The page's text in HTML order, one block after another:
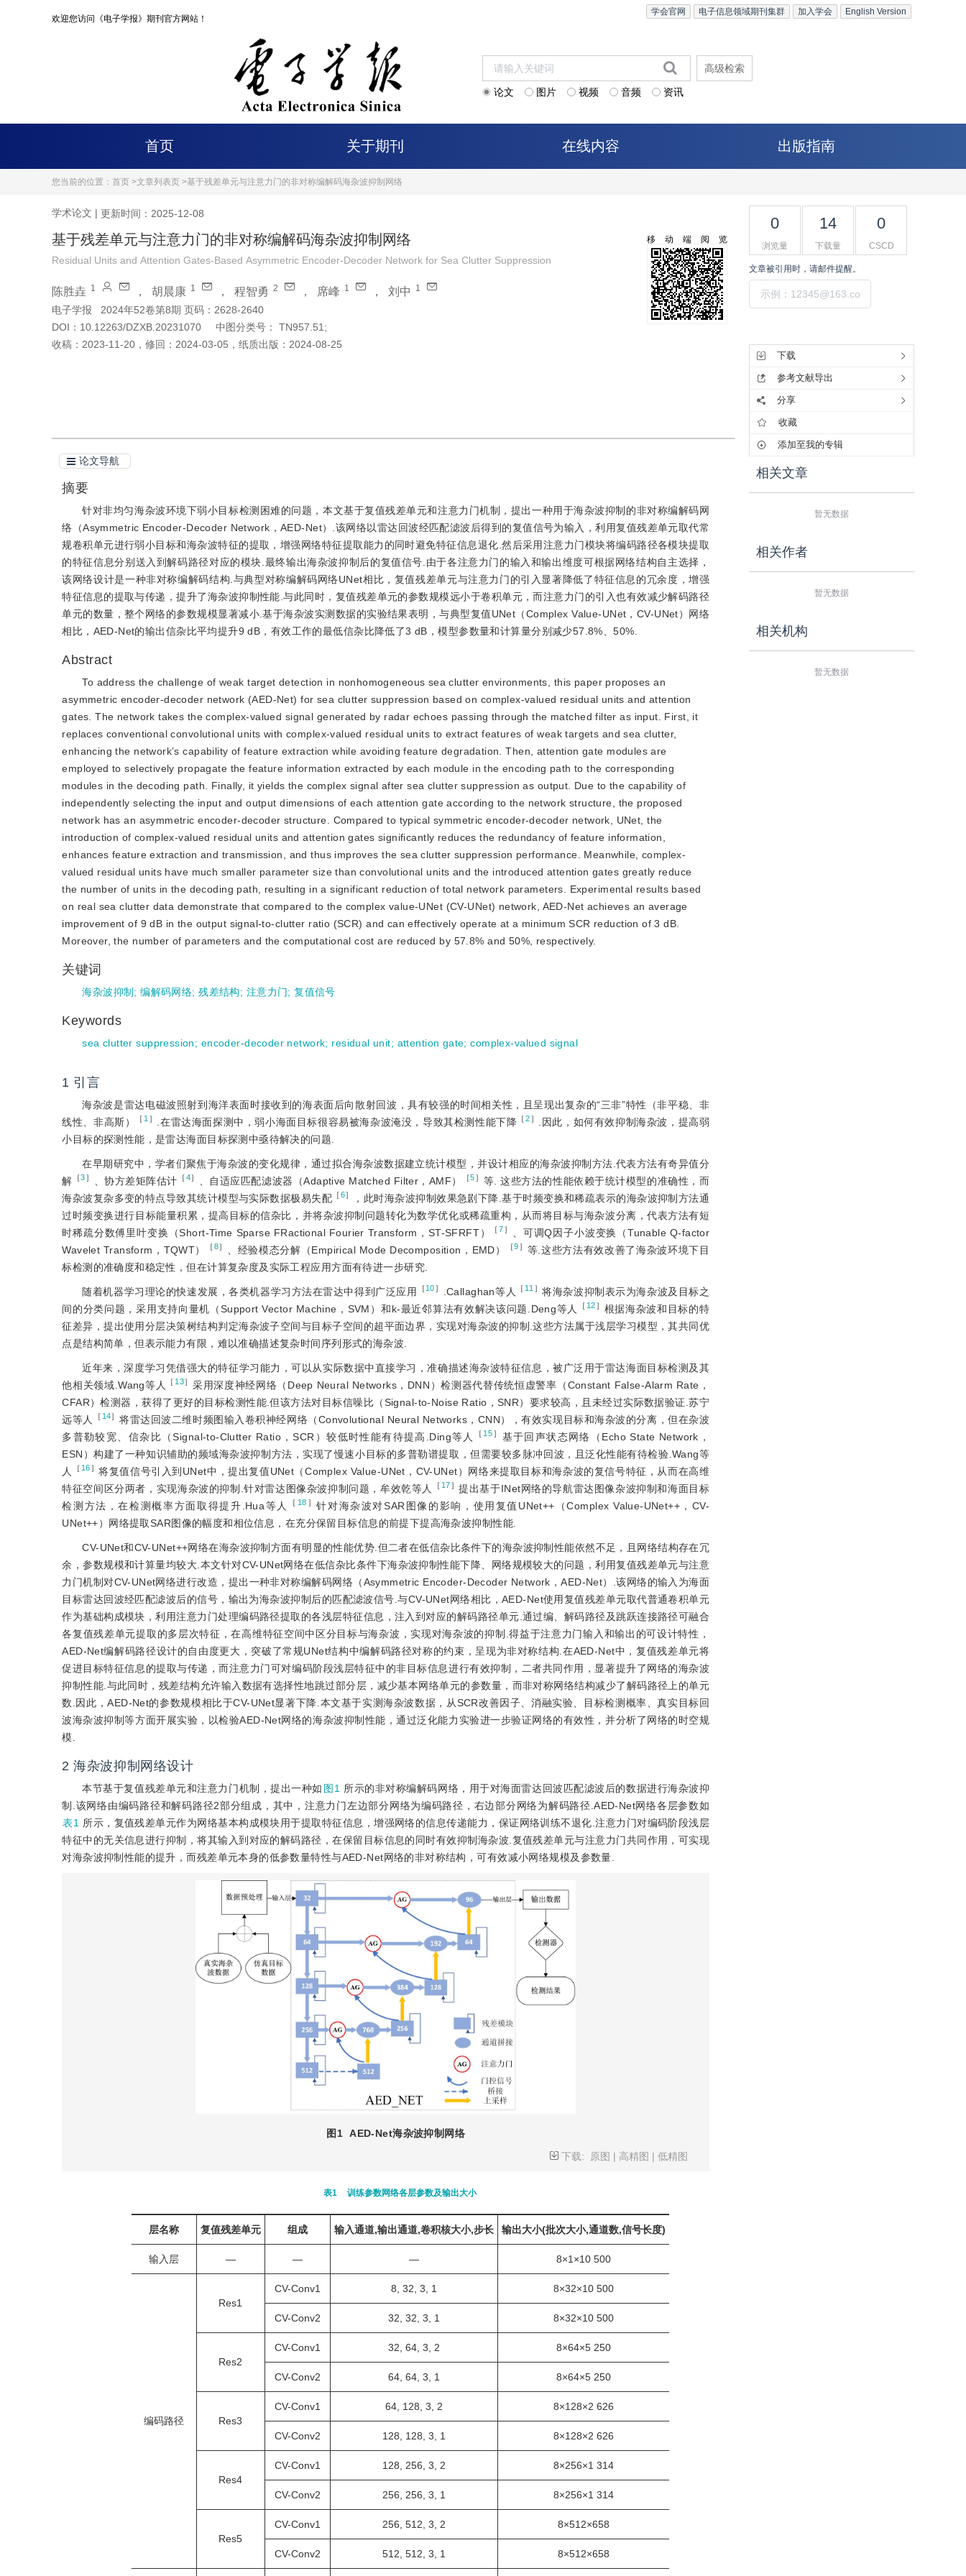
欢迎您访问《电子学报》期刊官方网站！
English Version
加入学会
电子信息领域期刊集群
学会官网
论文 图片 视频 音频 资讯
高级检索
首页 关于期刊 在线内容 出版指南
您当前的位置： 首页 >文章列表页 >基于残差单元与注意力门的非对称编解码海杂波抑制网络
学术论文 | 更新时间：2025-12-08
基于残差单元与注意力门的非对称编解码海杂波抑制网络
Residual Units and Attention Gates-Based Asymmetric Encoder-Decoder Network for Sea Clutter Suppression
陈胜垚 1 ， 胡晨康 1 ， 程智勇 2 ， 席峰 1 ， 刘中 1
电子学报
2024年52卷第8期 页码：2628-2640
DOI： 10.12263/DZXB.20231070 中图分类号：
TN957.51;
收稿： 2023-11-20 ， 修回： 2024-03-05 ， 纸质出版： 2024-08-25
移动端阅览
论文导航
摘要
针对非均匀海杂波环境下弱小目标检测困难的问题，本文基于复值残差单元和注意力门机制，提出一种用于海杂波抑制的非对称编解码网
络（Asymmetric Encoder-Decoder Network，AED-Net）.该网络以雷达回波经匹配滤波后得到的复值信号为输入，利用复值残差单元取代常
规卷积单元进行弱小目标和海杂波特征的提取，增强网络特征提取能力的同时避免特征信息退化.然后采用注意力门模块将编码路径各模块提取
的特征信息分别送入到解码路径对应的模块.最终输出海杂波抑制后的复值信号.由于各注意力门的输入和输出维度可根据网络结构自主选择，
该网络设计是一种非对称编解码结构.与典型对称编解码网络UNet相比，复值残差单元与注意力门的引入显著降低了特征信息的冗余度，增强
特征信息的提取与传递，提升了海杂波抑制性能.与此同时，复值残差单元的参数规模远小于卷积单元，而注意力门的引入也有效减少解码路径
单元的数量，整个网络的参数规模显著减小.基于海杂波实测数据的实验结果表明，与典型复值UNet（Complex Value-UNet，CV-UNet）网络
相比，AED-Net的输出信杂比平均提升9 dB，有效工作的最低信杂比降低了3 dB，模型参数量和计算量分别减少57.8%、50%.
Abstract
To address the challenge of weak target detection in nonhomogeneous sea clutter environments, this paper proposes an
asymmetric encoder-decoder network (AED-Net) for sea clutter suppression based on complex-valued residual units and attention
gates. The network takes the complex-valued signal generated by radar echoes passing through the matched filter as input. First, it
replaces conventional convolutional units with complex-valued residual units to extract features of weak targets and sea clutter,
enhancing the network’s capability of feature extraction while avoiding feature degradation. Then, attention gate modules are
employed to selectively propagate the feature information extracted by each module in the encoding path to the corresponding
modules in the decoding path. Finally, it yields the complex signal after sea clutter suppression as output. Due to the capability of
independently selecting the input and output dimensions of each attention gate according to the network structure, the proposed
network has an asymmetric encoder-decoder structure. Compared to typical symmetric encoder-decoder network, UNet, the
introduction of complex-valued residual units and attention gates significantly reduces the redundancy of feature information,
enhances feature extraction and transmission, and thus improves the sea clutter suppression performance. Meanwhile, complex-
valued residual units have much smaller parameter size than convolutional units and the introduced attention gates greatly reduce
the number of units in the decoding path, resulting in a significant reduction of total network parameters. Experimental results based
on real sea clutter data demonstrate that compared to the complex value-UNet (CV-UNet) network, AED-Net achieves an average
improvement of 9 dB in the output signal-to-clutter ratio (SCR) and can effectively operate at a minimum SCR reduction of 3 dB.
Moreover, the number of parameters and the computational cost are reduced by 57.8% and 50%, respectively.
关键词
海杂波抑制 ;编解码网络;残差结构; 注意力门;复值信号
Keywords
sea clutter suppression; encoder-decoder network; residual unit; attention gate;complex-valued signal
1 引言
海杂波是雷达电磁波照射到海洋表面时接收到的海表面后向散射回波，具有较强的时间相关性，且呈现出复杂的“三非”特性（非平稳、非
线性、非高斯）
［ 1 ］ .在雷达海面探测中，弱小海面目标很容易被海杂波淹没，导致其检测性能下降 ［2］
.因此，如何有效抑制海杂波，提高弱
小目标的探测性能，是雷达海面目标探测中亟待解决的问题.
在早期研究中，学者们聚焦于海杂波的变化规律，通过拟合海杂波数据建立统计模型，并设计相应的海杂波抑制方法.代表方法有奇异值分
解 ［3］ 、协方差矩阵估计 ［4］ 、自适应匹配滤波器（Adaptive Matched Filter，AMF） ［5］ 等. 这些方法的性能依赖于统计模型的准确性，而
海杂波复杂多变的特点导致其统计模型与实际数据极易失配 ［6］
，此时海杂波抑制效果急剧下降.基于时频变换和稀疏表示的海杂波抑制方法通
过时频变换进行目标能量积累，提高目标的信杂比，并将杂波抑制问题转化为数学优化或稀疏重构，从而将目标与海杂波分离，代表方法有短
时稀疏分数傅里叶变换（Short-Time Sparse FRactional Fourier Transform，ST-SFRFT）
［7］
、可调Q因子小波变换（Tunable Q-factor
Wavelet Transform，TQWT）
［8］ 、经验模态分解（Empirical Mode Decomposition，EMD） ［9］ 等.这些方法有效改善了海杂波环境下目
标检测的准确度和稳定性，但在计算复杂度及实际工程应用方面有待进一步研究.
随着机器学习理论的快速发展，各类机器学习方法在雷达中得到广泛应用 ［10］ .Callaghan等人 ［ 11 ］将海杂波抑制表示为海杂波及目标之
间的分类问题，采用支持向量机（Support Vector Machine，SVM）和k-最近邻算法有效解决该问题.Deng等人
［ 12］ 根据海杂波和目标的特
征差异，提出使用分层决策树结构判定海杂波子空间与目标子空间的超平面边界，实现对海杂波的抑制.这些方法属于浅层学习模型，其共同优
点是结构简单，但表示能力有限，难以准确描述复杂时间序列形式的海杂波.
近年来，深度学习凭借强大的特征学习能力，可以从实际数据中直接学习，准确描述海杂波特征信息，被广泛用于雷达海面目标检测及其
他相关领域.Wang等人
［ 13］ 采用深度神经网络（Deep Neural Networks，DNN）检测器代替传统恒虚警率（Constant False-Alarm Rate，
CFAR）检测器，获得了更好的目标检测性能.但该方法对目标信噪比（Signal-to-Noise Ratio，SNR）要求较高，且未经过实际数据验证.苏宁
远等人
［ 14］将雷达回波二维时频图输入卷积神经网络（Convolutional Neural Networks，CNN），有效实现目标和海杂波的分离，但在杂波
多普勒较宽、信杂比（Signal-to-Clutter Ratio，SCR）较低时性能有待提高.Ding等人
［ 15］ 基于回声状态网络（Echo State Network，
ESN）构建了一种知识辅助的频域海杂波抑制方法，实现了慢速小目标的多普勒谱提取，但需要较多脉冲回波，且泛化性能有待检验.Wang等
人
［ 16］将复值信号引入到UNet中，提出复值UNet（Complex Value-UNet，CV-UNet）网络来提取目标和海杂波的复信号特征，从而在高维
特征空间区分两者，实现海杂波的抑制.针对雷达图像杂波抑制问题，牟效乾等人
［ 17］提出基于INet网络的导航雷达图像杂波抑制和海面目标
检测方法，在检测概率方面取得提升.Hua等人
［ 18 ］ 针对海杂波对SAR图像的影响，使用复值UNet++（Complex Value-UNet++，CV-
UNet++）网络提取SAR图像的幅度和相位信息，在充分保留目标信息的前提下提高海杂波抑制性能.
CV-UNet和CV-UNet++网络在海杂波抑制方面有明显的性能优势.但二者在低信杂比条件下的海杂波抑制性能依然不足，且网络结构存在冗
余，参数规模和计算量均较大.本文针对CV-UNet网络在低信杂比条件下海杂波抑制性能下降、网络规模较大的问题，利用复值残差单元与注意
力门机制对CV-UNet网络进行改造，提出一种非对称编解码网络（Asymmetric Encoder-Decoder Network，AED-Net）.该网络的输入为海面
目标雷达回波经匹配滤波后的信号，输出为海杂波抑制后的匹配滤波信号.与CV-UNet网络相比，AED-Net使用复值残差单元取代普通卷积单元
作为基础构成模块，利用注意力门处理编码路径提取的各浅层特征信息，注入到对应的解码路径单元.通过编、解码路径及跳跃连接路径可融合
各复值残差单元提取的多层次特征，在高维特征空间中区分目标与海杂波，实现对海杂波的抑制.得益于注意力门输入和输出的可设计特性，
AED-Net编解码路径设计的自由度更大，突破了常规UNet结构中编解码路径对称的约束，呈现为非对称结构.在AED-Net中，复值残差单元将
促进目标特征信息的提取与传递，而注意力门可对编码阶段浅层特征中的非目标信息进行有效抑制，二者共同作用，显著提升了网络的海杂波
抑制性能.与此同时，残差结构允许输入数据有选择性地跳过部分层，减少基本网络单元的参数量，而非对称网络结构减少了解码路径上的单元
数.因此，AED-Net的参数规模相比于CV-UNet显著下降.本文基于实测海杂波数据，从SCR改善因子、消融实验、目标检测概率、真实目标回
波海杂波抑制等方面开展实验，以检验AED-Net网络的海杂波抑制性能，通过泛化能力实验进一步验证网络的有效性，并分析了网络的时空规
模.
2 海杂波抑制网络设计
本节基于复值残差单元和注意力门机制，提出一种如 图1 所示的非对称编解码网络，用于对海面雷达回波匹配滤波后的数据进行海杂波抑
制.该网络由编码路径和解码路径2部分组成，其中，注意力门左边部分网络为编码路径，右边部分网络为解码路径.AED-Net网络各层参数如
表1 所示，复值残差单元作为网络基本构成模块用于提取特征信息，增强网络的信息传递能力，保证网络训练不退化.注意力门对编码阶段浅层
特征中的无关信息进行抑制，将其输入到对应的解码路径，在保留目标信息的同时有效抑制海杂波.复值残差单元与注意力门共同作用，可实现
对海杂波抑制性能的提升，而残差单元本身的低参数量特性与AED-Net网络的非对称结构，可有效减小网络规模及参数量.
图1 AED-Net海杂波抑制网络
下载:
原图 | 高精图 |低精图
表1 训练参数网络各层参数及输出大小
层名称 复值残差单元 组成 输入通道,输出通道,卷积核大小,步长 输出大小(批次大小,通道数,信号长度)
输入层 — — — 8×1×10 500
编码路径
Res1
CV-Conv1 8, 32, 3, 1 8×32×10 500
CV-Conv2 32, 32, 3, 1 8×32×10 500
Res2
CV-Conv1 32, 64, 3, 2 8×64×5 250
CV-Conv2 64, 64, 3, 1 8×64×5 250
Res3
CV-Conv1 64, 128, 3, 2 8×128×2 626
CV-Conv2 128, 128, 3, 1 8×128×2 626
Res4
CV-Conv1 128, 256, 3, 2 8×256×1 314
CV-Conv2 256, 256, 3, 1 8×256×1 314
Res5
CV-Conv1 256, 512, 3, 2 8×512×658
CV-Conv2 512, 512, 3, 1 8×512×658
0
浏览量
14
下载量
0
CSCD
文章被引用时，请邮件提醒。
下载
参考文献导出
分享
收藏
添加至我的专辑
相关文章
暂无数据
相关作者
暂无数据
相关机构
暂无数据